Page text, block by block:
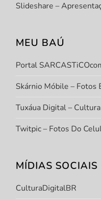
Slideshare –
MEU BAÚ
Portal
Skárnio Móbile – Fotos
Tuxáua Digital –
Twitpic – Fotos Do
MÍDIAS SOCIAIS
CulturaDigitalBR